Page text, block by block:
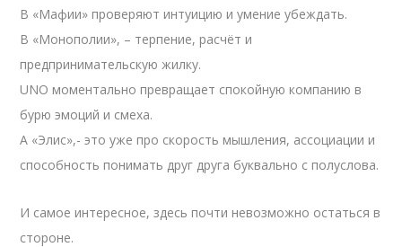
В «Мафии» проверяют интуицию и умение убеждать.
В «Монополии», – терпение, расчёт и
предпринимательскую жилку.
UNO моментально превращает спокойную компанию в
бурю эмоций и смеха.
А «Элис»,- это уже про скорость мышления, ассоциации и
способность понимать друг друга буквально с полуслова.
И самое интересное, здесь почти невозможно остаться в
стороне.